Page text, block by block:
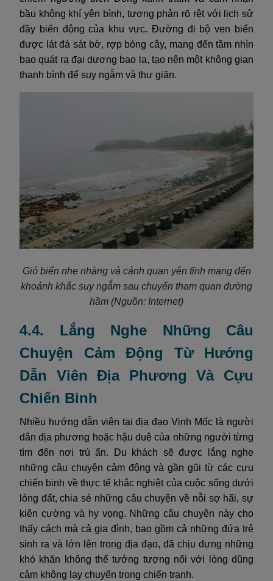
bầu không khí yên bình, tương phản rõ rệt với lịch sử
đầy biến động của khu vực. Đường đi bộ ven biển
được lát đá sát bờ, rợp bóng cây, mang đến tầm nhìn
bao quát ra đại dương bao la, tạo nên một không gian
thanh bình để suy ngẫm và thư giãn.
Gió biển nhẹ nhàng và cảnh quan yên tĩnh mang đến
khoảnh khắc suy ngẫm sau chuyến tham quan đường
hầm (Nguồn: Internet)
4.4. Lắng Nghe Những Câu
Chuyện Cảm Động Từ Hướng
Dẫn Viên Địa Phương Và Cựu
Chiến Binh
Nhiều hướng dẫn viên tại địa đạo Vịnh Mốc là người
dân địa phương hoặc hậu duệ của những người từng
tìm đến nơi trú ẩn. Du khách sẽ được lắng nghe
những câu chuyện cảm động và gần gũi từ các cựu
chiến binh về thực tế khắc nghiệt của cuộc sống dưới
lòng đất, chia sẻ những câu chuyện về nỗi sợ hãi, sự
kiên cường và hy vọng. Những câu chuyện này cho
thấy cách mà cả gia đình, bao gồm cả những đứa trẻ
sinh ra và lớn lên trong địa đạo, đã chịu đựng những
khó khăn không thể tưởng tượng nổi với lòng dũng
cảm không lay chuyển trong chiến tranh.